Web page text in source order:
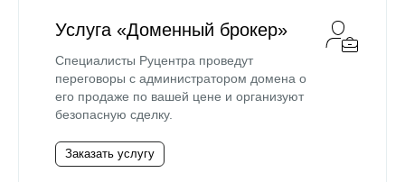
Услуга «Доменный брокер»
Специалисты Руцентра проведут
переговоры с администратором домена о
его продаже по вашей цене и организуют
безопасную сделку.
Заказать услугу